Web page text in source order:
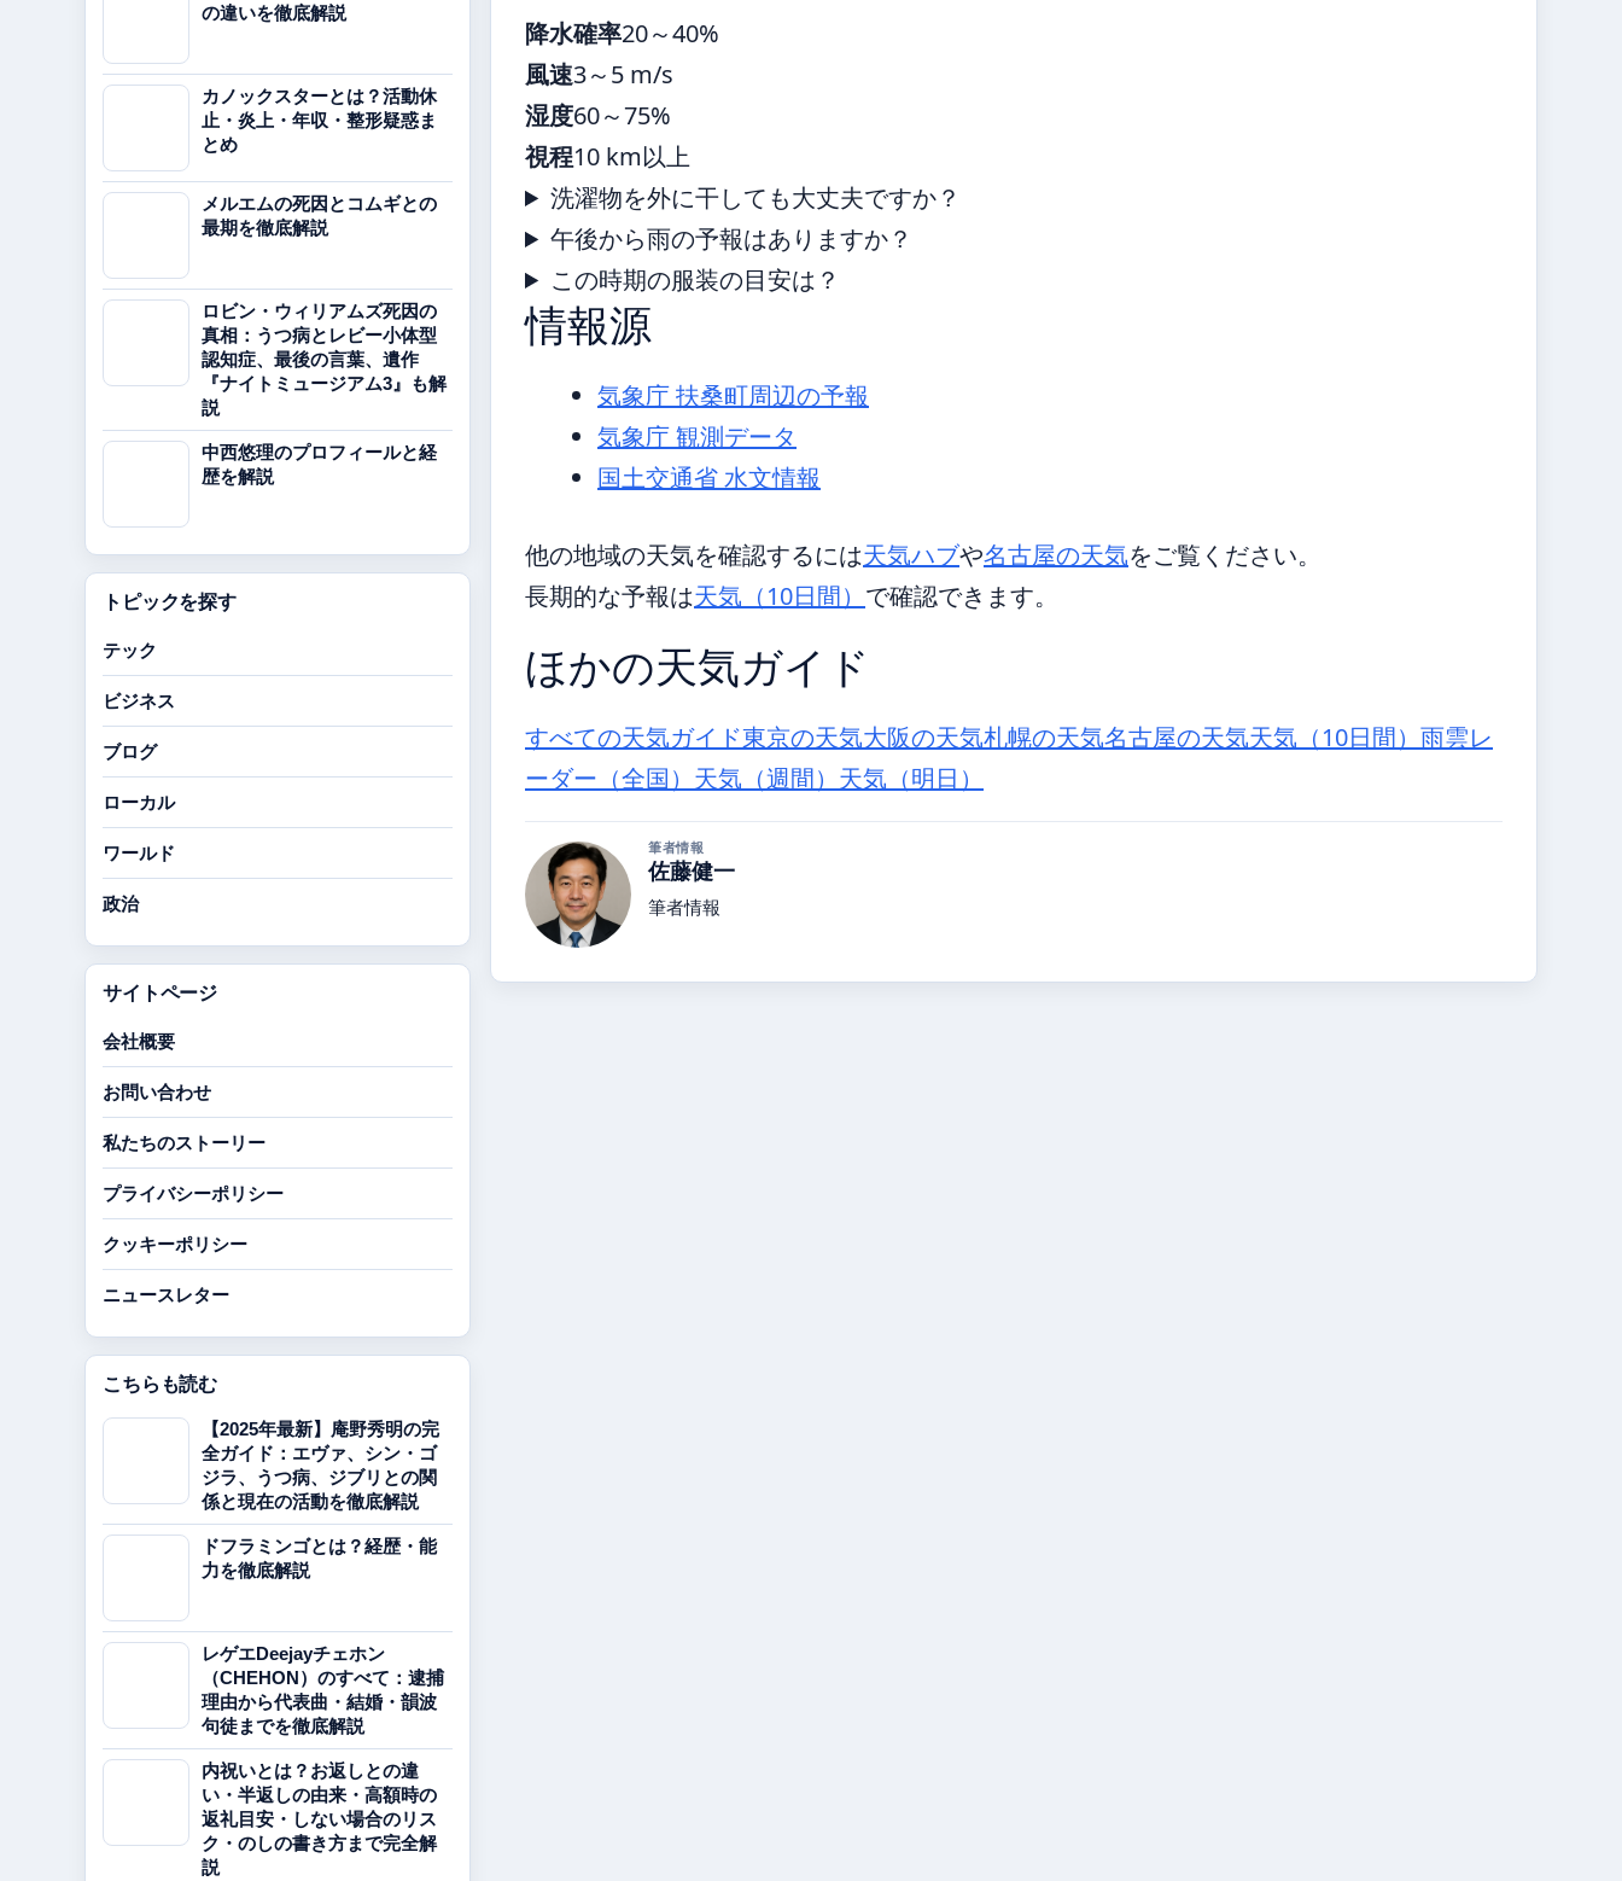
降水確率20～40%
風速3～5 m/s
湿度60～75%
視程10 km以上
洗濯物を外に干しても大丈夫ですか？
午後から雨の予報はありますか？
この時期の服装の目安は？
情報源
気象庁 扶桑町周辺の予報
気象庁 観測データ
国土交通省 水文情報
他の地域の天気を確認するには天気ハブや名古屋の天気をご覧ください。
長期的な予報は天気（10日間） で確認できます。
ほかの天気ガイド
すべての天気ガイド東京の天気大阪の天気札幌の天気名古屋の天気天気（10日間） 雨雲レ
ーダー（全国） 天気（週間） 天気（明日）
筆者情報
佐藤健一
筆者情報
の違いを徹底解説
カノックスターとは？活動休
止・炎上・年収・整形疑惑ま
とめ
メルエムの死因とコムギとの
最期を徹底解説
ロビン・ウィリアムズ死因の
真相：うつ病とレビー小体型
認知症、最後の言葉、遺作
『ナイトミュージアム3』も解
説
中西悠理のプロフィールと経
歴を解説
トピックを探す
テック
ビジネス
ブログ
ローカル
ワールド
政治
サイトページ
会社概要
お問い合わせ
私たちのストーリー
プライバシーポリシー
クッキーポリシー
ニュースレター
こちらも読む
【2025年最新】庵野秀明の完
全ガイド：エヴァ、シン・ゴ
ジラ、うつ病、ジブリとの関
係と現在の活動を徹底解説
ドフラミンゴとは？経歴・能
力を徹底解説
レゲエDeejayチェホン
（CHEHON）のすべて：逮捕
理由から代表曲・結婚・韻波
句徒までを徹底解説
内祝いとは？お返しとの違
い・半返しの由来・高額時の
返礼目安・しない場合のリス
ク・のしの書き方まで完全解
説